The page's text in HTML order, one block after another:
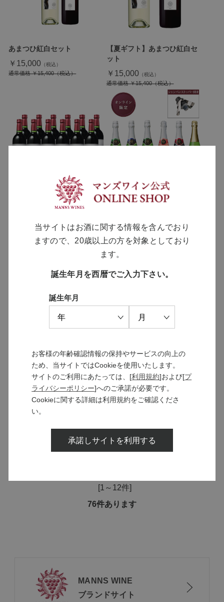
あまつひ紅白セット
￥15,000
通常価格 ￥15,400
【夏ギフト】あまつひ紅白セ
ット
￥15,000
通常価格 ￥15,400
ルージュ・ルージュ・ルージ
￥14,340
酵母の泡6種 飲み比べセット
き】
￥12,600
通常価格 ￥14,080
酵母の泡5種 飲み比べセット
【今楽しみたい甲州ワイン1本
￥12,600
通常価格 ￥13,980
SOLD OUT
【夏ギフト】小諸のソラリス
セット
[1～12件]
76件あります
MANNS WINE
ブランドサイト
当サイトはお酒に関する情報を含んでおり
ますので、20歳以上の方を対象としており
ます。
誕生年月を西暦でご入力下さい。
誕生年月
お客様の年齢確認情報の保持やサービスの向上の
ため、当サイトではCookieを使用いたします。
サイトのご利用にあたっては、[利用規約]および[プ
ライバシーポリシー]へのご承諾が必要です。
Cookieに関する詳細は利用規約をご確認くださ
い。
承諾しサイトを利用する